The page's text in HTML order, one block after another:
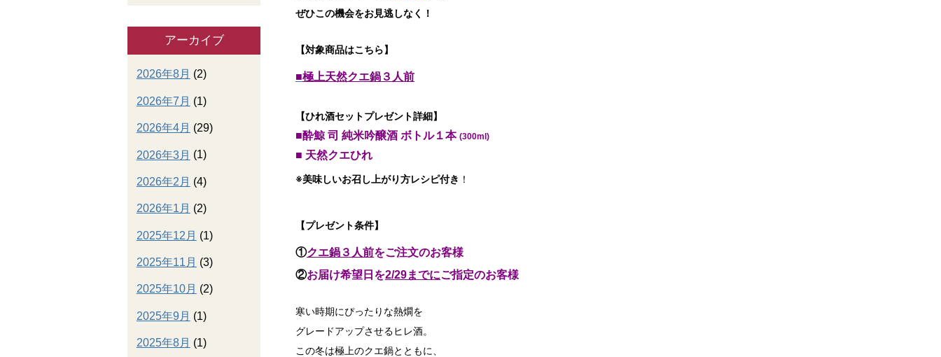
ぜひこの機会をお見逃しなく！
【対象商品はこちら】
■極上天然クエ鍋３人前
【ひれ酒セットプレゼント詳細】
■酔鯨 司 純米吟醸酒 ボトル１本 (300ml)
■ 天然クエひれ
※美味しいお召し上がり方レシピ付き ！
【プレゼント条件】
①クエ鍋３人前をご注文のお客様
②お届け希望日を2/29までにご指定のお客様
寒い時期にぴったりな熱燗を
グレードアップさせるヒレ酒。
この冬は極上のクエ鍋とともに、
アーカイブ
2026年8月 (2)
2026年7月 (1)
2026年4月 (29)
2026年3月 (1)
2026年2月 (4)
2026年1月 (2)
2025年12月 (1)
2025年11月 (3)
2025年10月 (2)
2025年9月 (1)
2025年8月 (1)